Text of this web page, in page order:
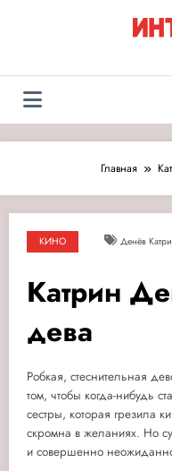
Люди
Главная
КИНО Денёв
Катрин
дева
Робкая, стеснительная
том, чтобы когда-нибудь
сестры, которая грезила
скромна в желаниях. Но
и совершенно